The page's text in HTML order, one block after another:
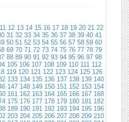
11 12 13 14 15 16 17 18 19 20 21 22
31 32 33 34 35 36 37 38 39 40 41
50 51 52 53 54 55 56 57 58 59 60
69 70 71 72 73 74 75 76 77 78 79
88 89 90 91 92 93 94 95 96 97 98
105 106 107 108 109 110 111 112
119 120 121 122 123 124 125 126
133 134 135 136 137 138 139 140
147 148 149 150 151 152 153 154
161 162 163 164 165 166 167 168
175 176 177 178 179 180 181 182
189 190 191 192 193 194 195 196
203 204 205 206 207 208 209 210